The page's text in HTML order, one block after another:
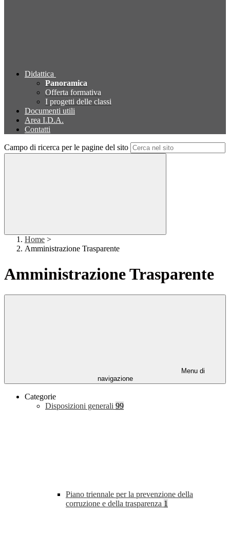
Didattica
Panoramica
Offerta formativa
I progetti delle classi
Documenti utili
Area I.D.A.
Contatti
Campo di ricerca per le pagine del sito
Home >
Amministrazione Trasparente
Amministrazione Trasparente
Menu di
navigazione
Categorie
Disposizioni generali 99
Piano triennale per la prevenzione della
corruzione e della trasparenza 1